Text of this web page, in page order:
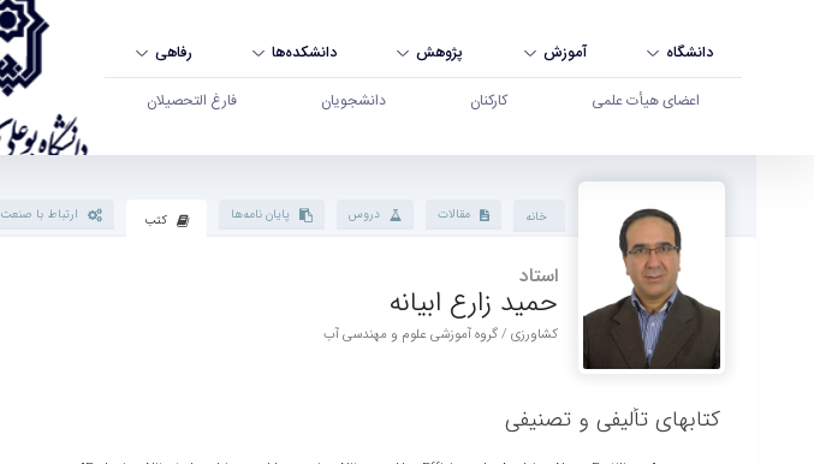
دانشگاه آموزش پژوهش دانشکده‌ها رفاهی
اعضای هیأت علمی کارکنان دانشجویان فارغ التحصیلان
خانه مقالات دروس پایان نامه‌ها کتب ارتباط با صنعت
استاد
حمید زارع ابیانه
کشاورزی / گروه آموزشی علوم و مهندسی آب
کتابهای تألیفی و تصنیفی